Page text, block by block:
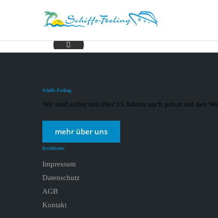
Hurtigruten 06.01 (3)
Schiffs-Feeling
Wir sind selbst seit über 15 Jahren auch privat auf den
mehr über uns
Rechtliches
Impressum
Datenschutz
AGB
Kontakt